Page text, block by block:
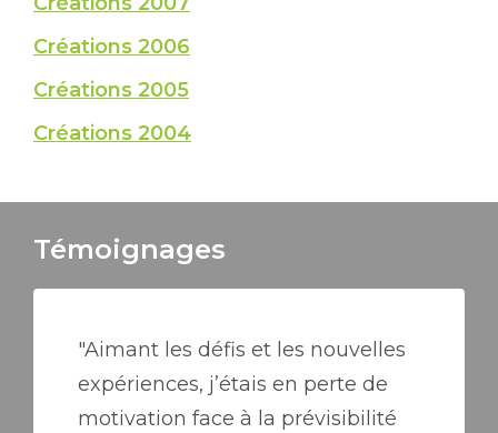
Créations 2006
Créations 2005
Créations 2004
Témoignages
"Aimant les défis et les nouvelles
expériences, j’étais en perte de
motivation face à la prévisibilité